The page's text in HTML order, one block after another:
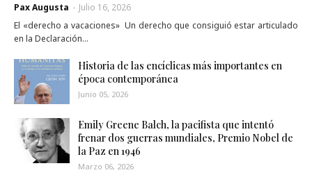
Pax Augusta - Julio 16, 2026
El «derecho a vacaciones» Un derecho que consiguió estar articulado
en la Declaración…
Historia de las encíclicas más importantes en
época contemporánea
Junio 05, 2026
Emily Greene Balch, la pacifista que intentó
frenar dos guerras mundiales, Premio Nobel de
la Paz en 1946
Marzo 06, 2026